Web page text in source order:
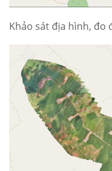
Khảo sát địa hình, đo